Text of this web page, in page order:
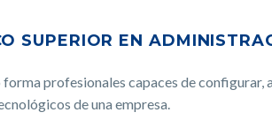
SUPERIOR EN
forma profesionales capaces de
de una empresa.